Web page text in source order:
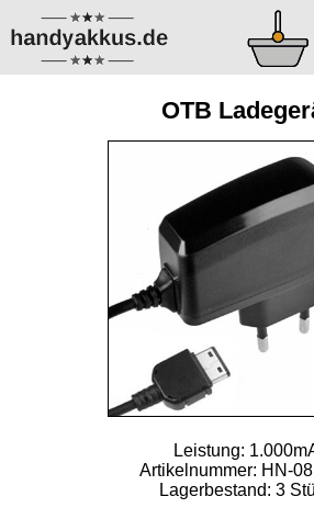
OTB
Leistung:
Artikelnummer: HN-
Lagerbestand: 3